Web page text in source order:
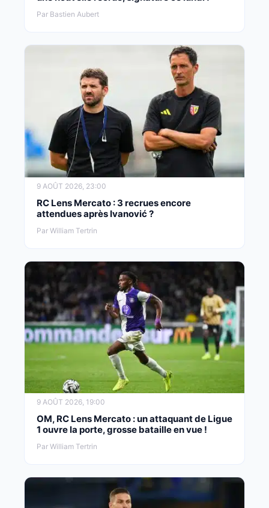
Par Bastien Aubert
9 AOÛT 2026, 23:00
RC Lens Mercato : 3 recrues encore
attendues après Ivanović ?
Par William Tertrin
9 AOÛT 2026, 19:00
OM, RC Lens Mercato : un attaquant de Ligue
1 ouvre la porte, grosse bataille en vue !
Par William Tertrin